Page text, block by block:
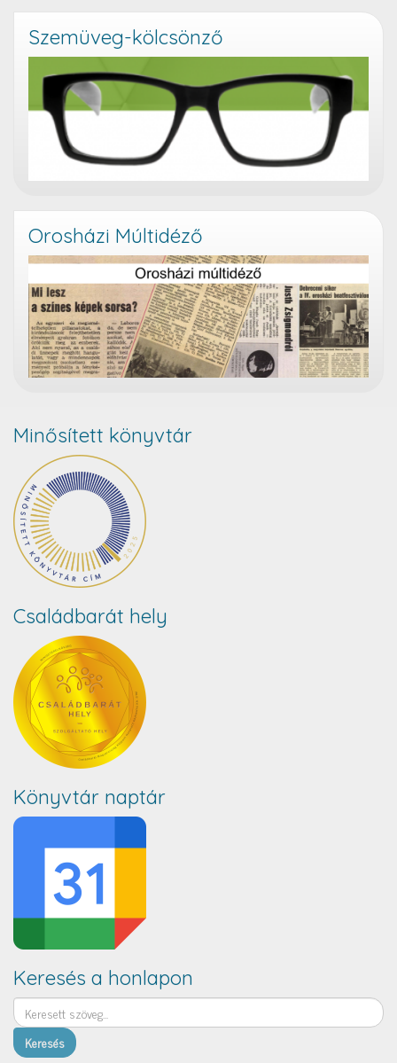
Szemüveg-kölcsönző
Orosházi Múltidéző
Minősített könyvtár
Családbarát hely
Könyvtár naptár
Keresés a honlapon
Keresés